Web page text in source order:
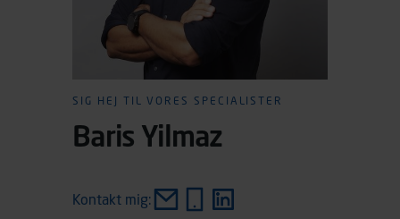
SIG HEJ TIL VORES SPECIALISTER
Baris Yilmaz
Kontakt mig: